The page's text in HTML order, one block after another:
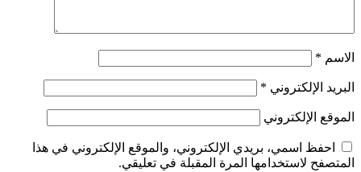
الاسم *
البريد الإلكتروني *
الموقع الإلكتروني
احفظ اسمي، بريدي الإلكتروني، والموقع الإلكتروني في هذا
المتصفح لاستخدامها المرة المقبلة في تعليقي.